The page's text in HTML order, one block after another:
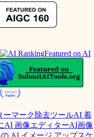
Featured on AI
ーマーク除去ツールAI 着
AI 画像エディターAI画像
AI イメージ アップスケ